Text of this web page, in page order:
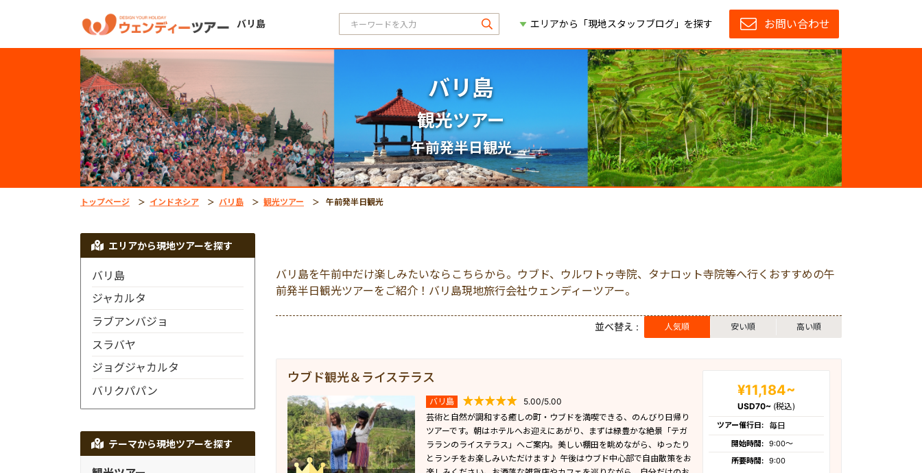
バリ島 エリアから「現地スタッフブログ」を探す お問い合わせ
バリ島
観光ツアー
午前発半日観光
トップページ インドネシア バリ島 観光ツアー 午前発半日観光
バリ島を午前中だけ楽しみたいならこちらから。ウブド、ウルワトゥ寺院、タナロット寺院等へ行くおすすめの午
前発半日観光ツアーをご紹介！バリ島現地旅行会社ウェンディーツアー。
並べ替え : 人気順 安い順 高い順
ウブド観光＆ライステラス
バリ島
5.00/5.00
芸術と自然が調和する癒しの町・ウブドを満喫できる、のんびり日帰り
ツアーです。朝はホテルへお迎えにあがり、まずは緑豊かな絶景「テガ
ラランのライステラス」へご案内。美しい棚田を眺めながら、ゆったり
とランチをお楽しみいただけます♪ 午後はウブド中心部で自由散策をお
¥11,184~
USD70~ (税込)
ツアー催行日: 毎日
開始時間: 9:00〜
所要時間: 9:00
エリアから現地ツアーを探す
バリ島
ジャカルタ
ラブアンバジョ
スラバヤ
ジョグジャカルタ
バリクパパン
テーマから現地ツアーを探す